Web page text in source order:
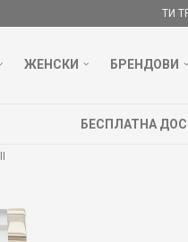
ТИ
ЖЕНСКИ БРЕНДОВИ
БЕСПЛАТНА